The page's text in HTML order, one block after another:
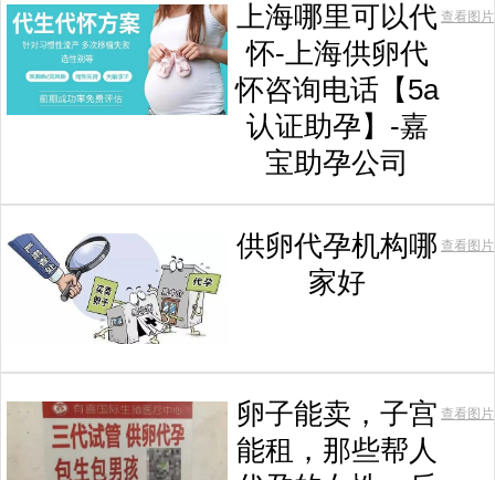
上海哪里可以代
怀-上海供卵代
怀咨询电话【5a
认证助孕】-嘉
宝助孕公司
查看图片
供卵代孕机构哪
家好
查看图片
卵子能卖，子宫
能租，那些帮人
查看图片